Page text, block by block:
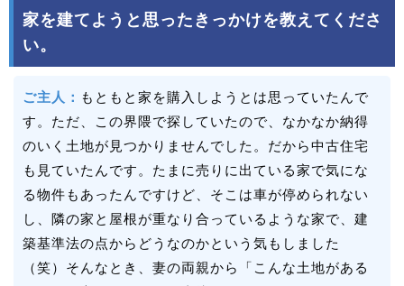
家を建てようと思ったきっかけを教えてくださ
い。
ご主人： もともと家を購入しようとは思っていたんで
す。ただ、この界隈で探していたので、なかなか納得
のいく土地が見つかりませんでした。だから中古住宅
も見ていたんです。たまに売りに出ている家で気にな
る物件もあったんですけど、そこは車が停められない
し、隣の家と屋根が重なり合っているような家で、建
築基準法の点からどうなのかという気もしました
（笑）そんなとき、妻の両親から「こんな土地がある